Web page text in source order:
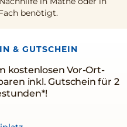
benötigt.
& GUTSCHEIN
kostenlosen Vor-Ort-
inkl. Gutschein für 2